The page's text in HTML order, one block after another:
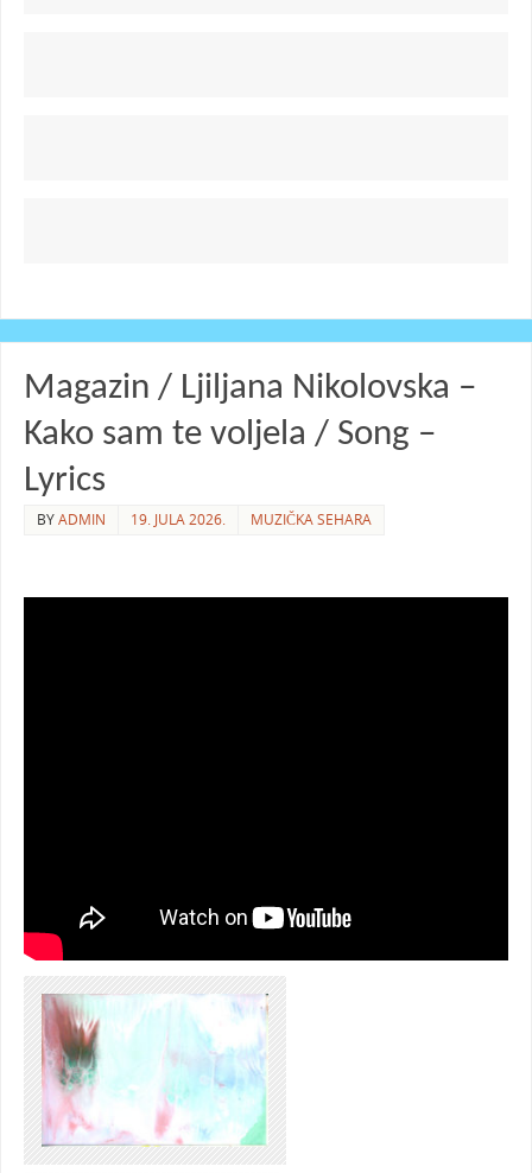
Magazin / Ljiljana Nikolovska –
Kako sam te voljela / Song –
Lyrics
BYADMIN 19. JULA 2026. MUZIČKA SEHARA